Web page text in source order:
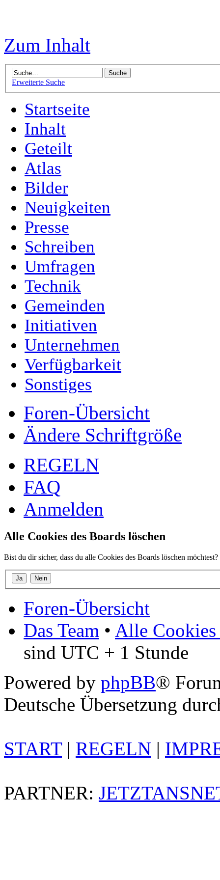
Zum Inhalt
Erweiterte Suche
Startseite
Inhalt
Geteilt
Atlas
Bilder
Neuigkeiten
Presse
Schreiben
Umfragen
Technik
Gemeinden
Initiativen
Unternehmen
Verfügbarkeit
Sonstiges
Foren-Übersicht
Ändere Schriftgröße
REGELN
FAQ
Anmelden
Alle Cookies des Boards löschen
Bist du dir sicher, dass du alle Cookies des Boards löschen möchtest?
Foren-Übersicht
Das Team • Alle Cookies
sind UTC + 1 Stunde
Powered by phpBB®
Deutsche Übersetzung
START| REGELN |
PARTNER: